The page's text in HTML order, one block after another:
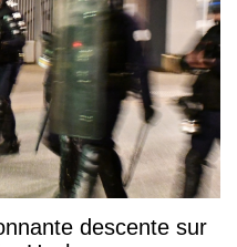
descente sur